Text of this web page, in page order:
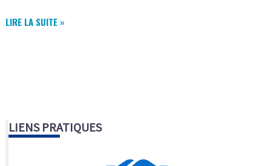
MAISON
LIRE LA SUITE »
LIENS PRATIQUES